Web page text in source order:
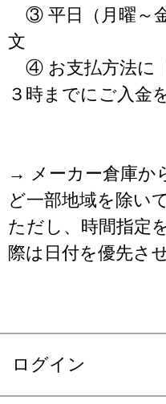
③ 平日（月曜～
文
④ お支払方法に
３時までにご入金
→ メーカー倉庫か
ど一部地域を除い
ただし、時間指定
際は日付を優先さ
ログイン